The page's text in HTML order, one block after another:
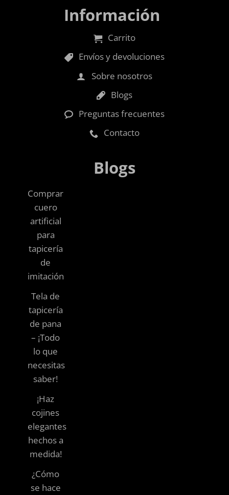
Información
Carrito
Envíos y devoluciones
Sobre nosotros
Blogs
Preguntas frecuentes
Contacto
Blogs
Comprar
cuero
artificial
para
tapicería
de
imitación
Tela de
tapicería
de pana
– ¡Todo
lo que
necesitas
saber!
¡Haz
cojines
elegantes
hechos a
medida!
¿Cómo
se hace